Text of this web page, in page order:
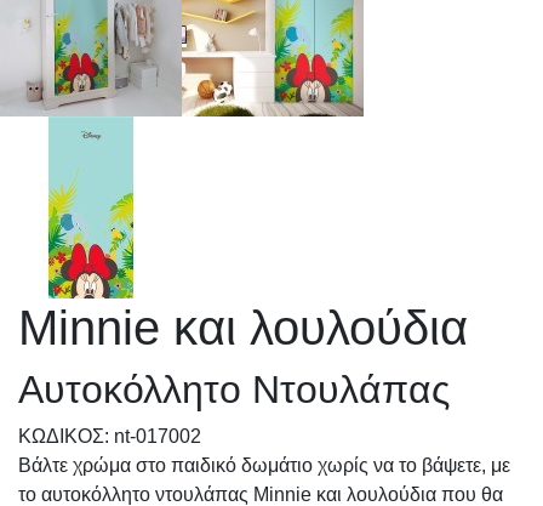
Minnie και λουλούδια
Αυτοκόλλητο Ντουλάπας
KΩΔΙΚΟΣ: nt-017002
Βάλτε χρώμα στο παιδικό δωμάτιο χωρίς να το βάψετε, με
το αυτοκόλλητο ντουλάπας Minnie και λουλούδια που θα